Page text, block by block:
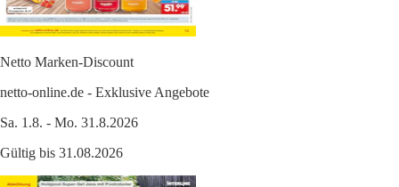
Netto Marken-Discount
netto-online.de - Exklusive Angebote
Sa. 1.8. - Mo. 31.8.2026
Gültig bis 31.08.2026